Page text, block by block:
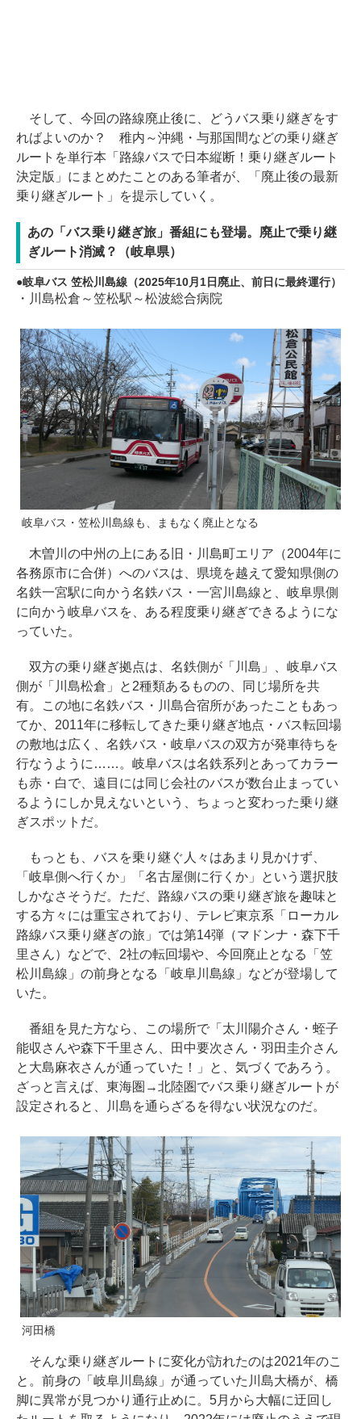
そして、今回の路線廃止後に、どうバス乗り継ぎをす
ればよいのか？ 稚内～沖縄・与那国間などの乗り継ぎ
ルートを単行本「路線バスで日本縦断！乗り継ぎルート
決定版」にまとめたことのある筆者が、「廃止後の最新
乗り継ぎルート」を提示していく。
あの「バス乗り継ぎ旅」番組にも登場。廃止で乗り継
ぎルート消滅？（岐阜県）
岐阜バス 笠松川島線（2025年10月1日廃止、前日に最終運行）
・川島松倉～笠松駅～松波総合病院
岐阜バス・笠松川島線も、まもなく廃止となる
木曽川の中州の上にある旧・川島町エリア（2004年に
各務原市に合併）へのバスは、県境を越えて愛知県側の
名鉄一宮駅に向かう名鉄バス・一宮川島線と、岐阜県側
に向かう岐阜バスを、ある程度乗り継ぎできるようにな
っていた。
双方の乗り継ぎ拠点は、名鉄側が「川島」、岐阜バス
側が「川島松倉」と2種類あるものの、同じ場所を共
有。この地に名鉄バス・川島合宿所があったこともあっ
てか、2011年に移転してきた乗り継ぎ地点・バス転回場
の敷地は広く、名鉄バス・岐阜バスの双方が発車待ちを
行なうように……。岐阜バスは名鉄系列とあってカラー
も赤・白で、遠目には同じ会社のバスが数台止まってい
るようにしか見えないという、ちょっと変わった乗り継
ぎスポットだ。
もっとも、バスを乗り継ぐ人々はあまり見かけず、
「岐阜側へ行くか」「名古屋側に行くか」という選択肢
しかなさそうだ。ただ、路線バスの乗り継ぎ旅を趣味と
する方々には重宝されており、テレビ東京系「ローカル
路線バス乗り継ぎの旅」では第14弾（マドンナ・森下千
里さん）などで、2社の転回場や、今回廃止となる「笠
松川島線」の前身となる「岐阜川島線」などが登場して
いた。
番組を見た方なら、この場所で「太川陽介さん・蛭子
能収さんや森下千里さん、田中要次さん・羽田圭介さん
と大島麻衣さんが通っていた！」と、気づくであろう。
ざっと言えば、東海圏→北陸圏でバス乗り継ぎルートが
設定されると、川島を通らざるを得ない状況なのだ。
河田橋
そんな乗り継ぎルートに変化が訪れたのは2021年のこ
と。前身の「岐阜川島線」が通っていた川島大橋が、橋
脚に異常が見つかり通行止めに。5月から大幅に迂回し